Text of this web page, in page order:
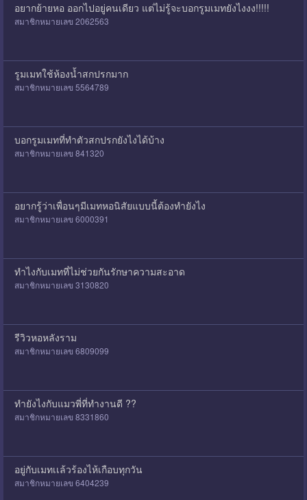
อยากย้ายหอ ออกไปอยู่คนเดียว แต่ไม่รู้จะบอกรูมเมทยังไงงง!!!!!
สมาชิกหมายเลข 2062563
รูมเมทใช้ห้องน้ำสกปรกมาก
สมาชิกหมายเลข 5564789
บอกรูมเมทที่ทำตัวสกปรกยังไงได้บ้าง
สมาชิกหมายเลข 841320
อยากรู้ว่าเพื่อนๆมีเมทหอนิสัยแบบนี้ต้องทำยังไง
สมาชิกหมายเลข 6000391
ทำไงกับเมทที่ไม่ช่วยกันรักษาความสะอาด
สมาชิกหมายเลข 3130820
รีวิวหอหลังราม
สมาชิกหมายเลข 6809099
ทำยังไงกับแมวพี่ที่ทำงานดี ??
สมาชิกหมายเลข 8331860
อยู่กับเมทเเล้วร้องไห้เกือบทุกวัน
สมาชิกหมายเลข 6404239